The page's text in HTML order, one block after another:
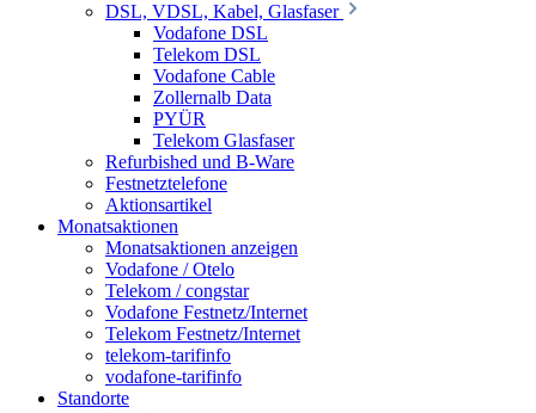
DSL, VDSL, Kabel, Glasfaser
Vodafone DSL
Telekom DSL
Vodafone Cable
Zollernalb Data
PYÜR
Telekom Glasfaser
Refurbished und B-Ware
Festnetztelefone
Aktionsartikel
Monatsaktionen
Monatsaktionen anzeigen
Vodafone / Otelo
Telekom / congstar
Vodafone Festnetz/Internet
Telekom Festnetz/Internet
telekom-tarifinfo
vodafone-tarifinfo
Standorte